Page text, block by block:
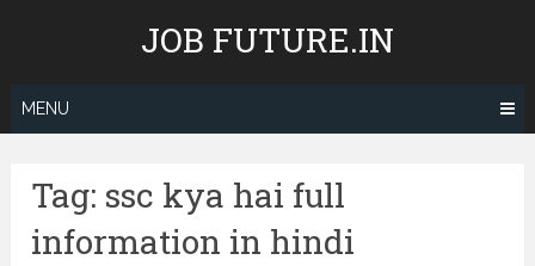
JOB FUTURE.IN
MENU
Tag: ssc kya hai full
information in hindi